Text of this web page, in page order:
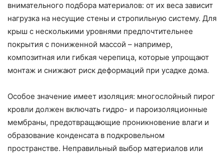
внимательного подбора материалов: от их веса зависит
нагрузка на несущие стены и стропильную систему. Для
крыш с несколькими уровнями предпочтительнее
покрытия с пониженной массой – например,
композитная или гибкая черепица, которые упрощают
монтаж и снижают риск деформаций при усадке дома.
Особое значение имеет изоляция: многослойный пирог
кровли должен включать гидро- и пароизоляционные
мембраны, предотвращающие проникновение влаги и
образование конденсата в подкровельном
пространстве. Неправильный выбор материалов или